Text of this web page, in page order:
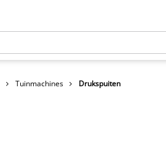
Tuinmachines Drukspuiten